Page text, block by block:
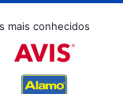
mais conhecidos